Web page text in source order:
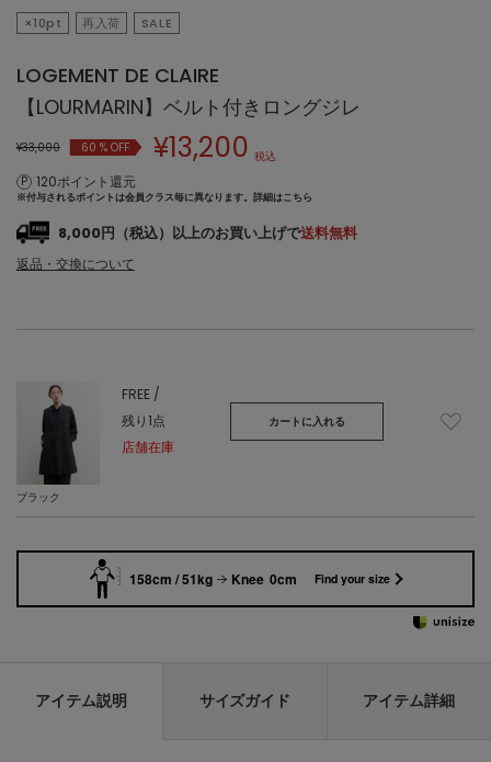
×10pt 再入荷 SALE
LOGEMENT DE CLAIRE
【LOURMARIN】ベルト付きロングジレ
¥33,000 60% OFF ¥13,200 税込
120ポイント還元
※付与されるポイントは会員クラス毎に異なります。 詳細はこちら
8,000円（税込）以上のお買い上げで送料無料
返品・交換について
ブラック
FREE /
残り1点
店舗在庫
カートに入れる
158cm / 51kg Knee 0cm Find your size
アイテム説明 サイズガイド アイテム詳細